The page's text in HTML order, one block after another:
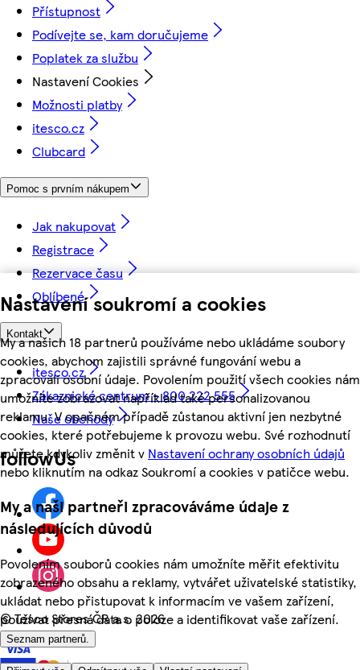
Nastavení soukromí a cookies
My a našich 18 partnerů používáme nebo ukládáme soubory
cookies, abychom zajistili správné fungování webu a
zpracovali osobní údaje. Povolením použití všech cookies nám
umožníte zobrazovat například také personalizovanou
reklamu. V opačném případě zůstanou aktivní jen nezbytné
cookies, které potřebujeme k provozu webu. Své rozhodnutí
můžete kdykoliv změnit v Nastavení ochrany osobních údajů
nebo kliknutím na odkaz Soukromí a cookies v patičce webu.
My a naši partneři zpracováváme údaje z
následujících důvodů
Povolením souborů cookies nám umožníte měřit efektivitu
zobrazeného obsahu a reklamy, vytvářet uživatelské statistiky,
ukládat nebo přistupovat k informacím ve vašem zařízení,
používat přesná data o poloze a identifikovat vaše zařízení.
Seznam partnerů.
Přístupnost
Podívejte se, kam doručujeme
Poplatek za službu
Nastavení Cookies
Možnosti platby
itesco.cz
Clubcard
Pomoc s prvním nákupem
Jak nakupovat
Registrace
Rezervace času
Oblíbené
Kontakt
itesco.cz
Zákaznické centrum - 800 222 555
Naše obchody
followUs
©Tesco Stores ČR a.s. 2026